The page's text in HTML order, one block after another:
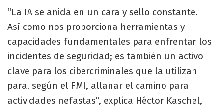
“La IA se anida en un cara y sello constante.
Así como nos proporciona herramientas y
capacidades fundamentales para enfrentar los
incidentes de seguridad; es también un activo
clave para los cibercriminales que la utilizan
para, según el FMI, allanar el camino para
actividades nefastas”, explica Héctor Kaschel,